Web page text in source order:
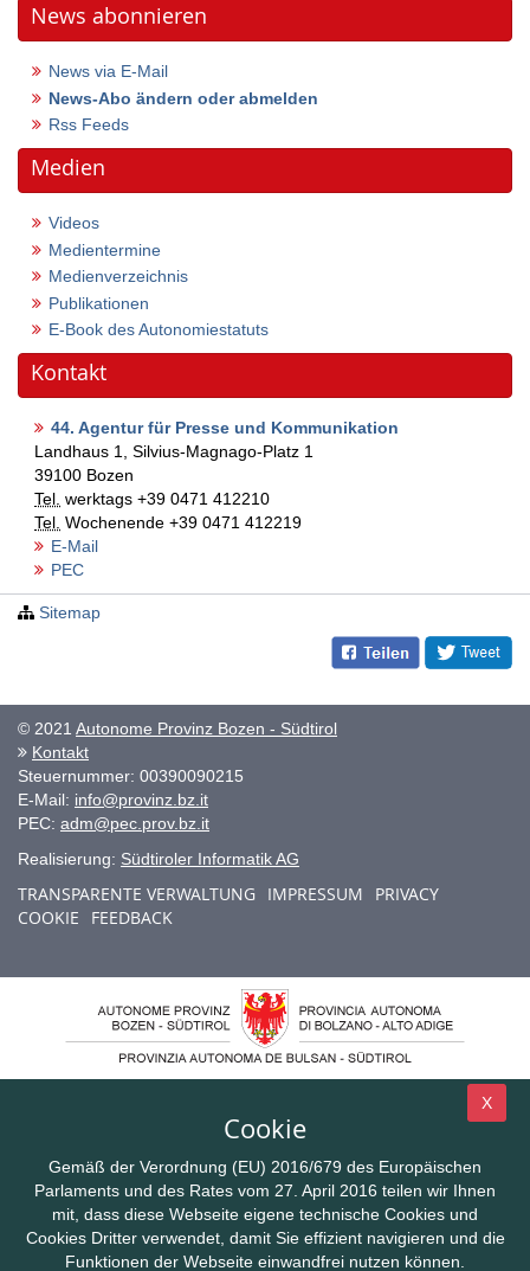
News abonnieren
News via E-Mail
News-Abo ändern oder abmelden
Rss Feeds
Medien
Videos
Medientermine
Medienverzeichnis
Publikationen
E-Book des Autonomiestatuts
Kontakt
44. Agentur für Presse und Kommunikation
Landhaus 1, Silvius-Magnago-Platz 1
39100 Bozen
Tel. werktags +39 0471 412210
Tel. Wochenende +39 0471 412219
E-Mail
PEC
Sitemap
© 2021 Autonome Provinz Bozen - Südtirol
Kontakt
Steuernummer: 00390090215
E-Mail: info@provinz.bz.it
PEC: adm@pec.prov.bz.it
Realisierung: Südtiroler Informatik AG
TRANSPARENTE VERWALTUNG IMPRESSUM
PRIVACY
COOKIE
FEEDBACK
X
Cookie
Gemäß der Verordnung (EU) 2016/679 des Europäischen
Parlaments und des Rates vom 27. April 2016 teilen wir Ihnen
mit, dass diese Webseite eigene technische Cookies und
Cookies Dritter verwendet, damit Sie effizient navigieren und die
Funktionen der Webseite einwandfrei nutzen können.